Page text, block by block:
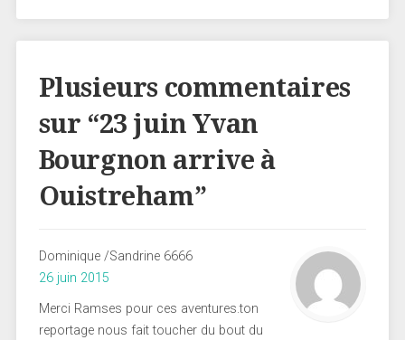
Plusieurs commentaires
sur “23 juin Yvan
Bourgnon arrive à
Ouistreham”
Dominique /Sandrine 6666
26 juin 2015
Merci Ramses pour ces aventures.ton
reportage nous fait toucher du bout du